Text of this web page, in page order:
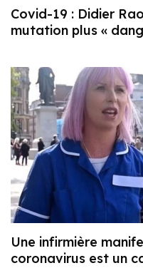
Covid-19 : Didier
mutation plus «
Une infirmière
coronavirus est un